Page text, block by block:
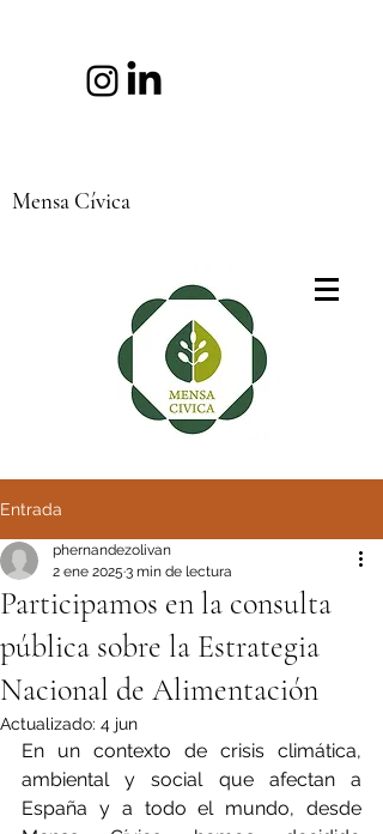
Mensa Cívica
Entrada
Participamos en la consulta
pública sobre la Estrategia
Nacional de Alimentación
phernandezolivan
2 ene 2025 3 min de lectura
Actualizado: 4 jun
En un contexto de crisis climática,
ambiental y social que afectan a
España y a todo el mundo, desde